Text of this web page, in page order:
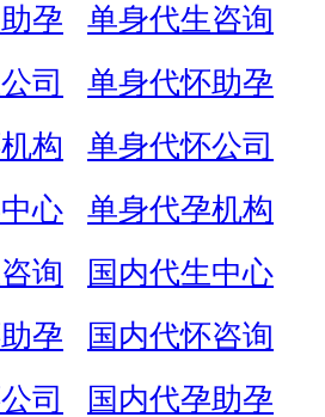
孕
单身代生咨询
司
单身代怀助孕
构
单身代怀公司
心
单身代孕机构
询
国内代生中心
孕
国内代怀咨询
司
国内代孕助孕